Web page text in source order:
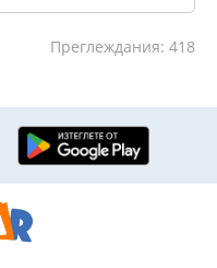
Преглеждания: 418